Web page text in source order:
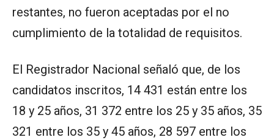
restantes, no fueron aceptadas por el no
cumplimiento de la totalidad de requisitos.
El Registrador Nacional señaló que, de los
candidatos inscritos, 14 431 están entre los
18 y 25 años, 31 372 entre los 25 y 35 años, 35
321 entre los 35 y 45 años, 28 597 entre los